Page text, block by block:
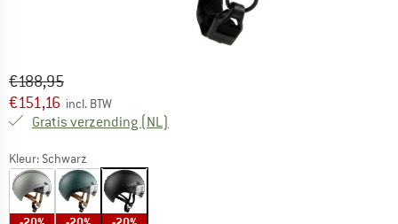
Oorspronkelijke prijs :
€188,95
Prijs:
€151,16 incl. BTW
Gratis verzending (NL)
Kleur: Schwarz